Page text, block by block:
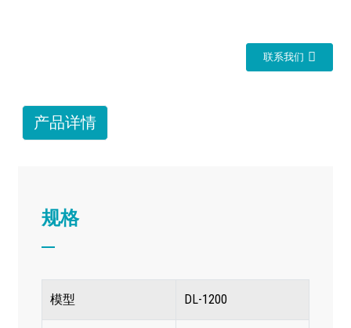
联系我们
产品详情
规格
模型 DL-1200